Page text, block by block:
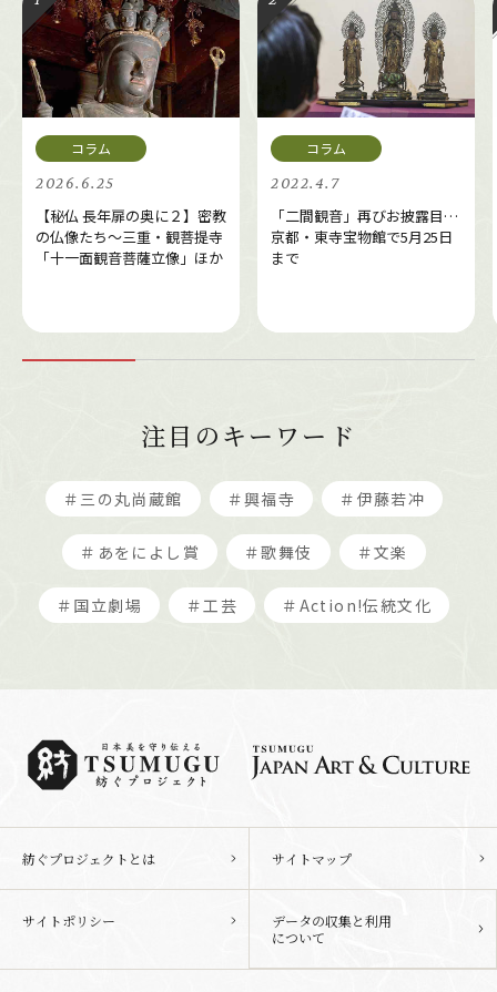
2026.6.25
【秘仏 長年扉の奥に２】密教
の仏像たち～三重・観菩提寺
「十一面観音菩薩立像」ほか
2022.4.7
「二間観音」再びお披露目…
京都・東寺宝物館で5月25日
まで
注目のキーワード
＃三の丸尚蔵館 ＃興福寺 ＃伊藤若冲
＃あをによし賞 ＃歌舞伎 ＃文楽
＃国立劇場 ＃工芸 ＃Action!伝統文化
紡ぐプロジェクトとは サイトマップ
サイトポリシー
データの収集と利用
について